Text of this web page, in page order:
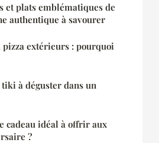
et plats emblématiques de
authentique à savourer
pizza extérieurs : pourquoi
à déguster dans un
cadeau idéal à offrir aux
?